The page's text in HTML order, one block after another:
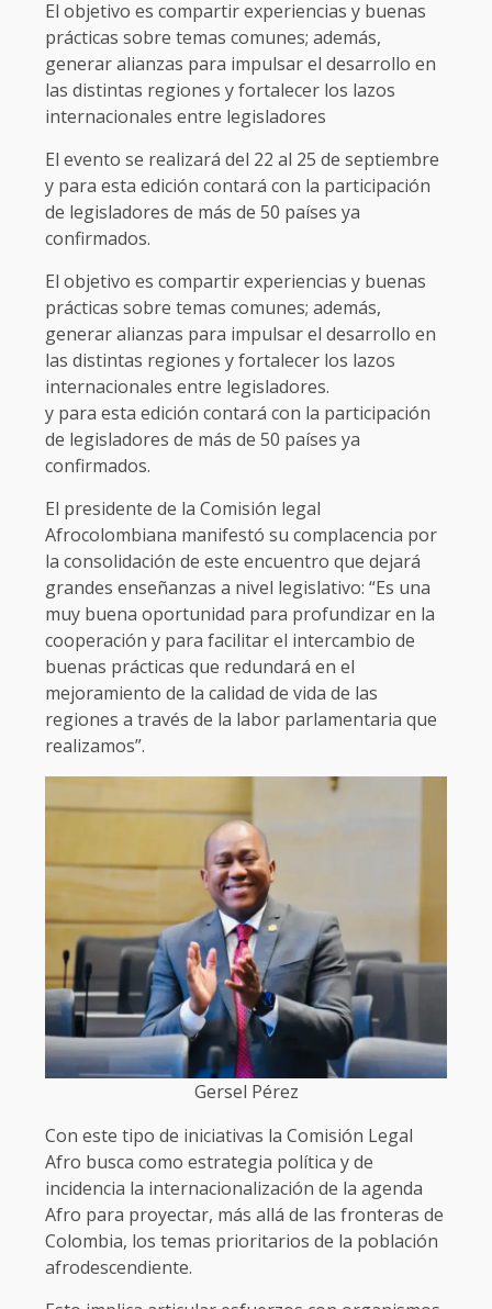
El objetivo es compartir experiencias y buenas
prácticas sobre temas comunes; además,
generar alianzas para impulsar el desarrollo en
las distintas regiones y fortalecer los lazos
internacionales entre legisladores
El evento se realizará del 22 al 25 de septiembre
y para esta edición contará con la participación
de legisladores de más de 50 países ya
confirmados.
El objetivo es compartir experiencias y buenas
prácticas sobre temas comunes; además,
generar alianzas para impulsar el desarrollo en
las distintas regiones y fortalecer los lazos
internacionales entre legisladores.
y para esta edición contará con la participación
de legisladores de más de 50 países ya
confirmados.
El presidente de la Comisión legal
Afrocolombiana manifestó su complacencia por
la consolidación de este encuentro que dejará
grandes enseñanzas a nivel legislativo: “Es una
muy buena oportunidad para profundizar en la
cooperación y para facilitar el intercambio de
buenas prácticas que redundará en el
mejoramiento de la calidad de vida de las
regiones a través de la labor parlamentaria que
realizamos”.
Gersel Pérez
Con este tipo de iniciativas la Comisión Legal
Afro busca como estrategia política y de
incidencia la internacionalización de la agenda
Afro para proyectar, más allá de las fronteras de
Colombia, los temas prioritarios de la población
afrodescendiente.